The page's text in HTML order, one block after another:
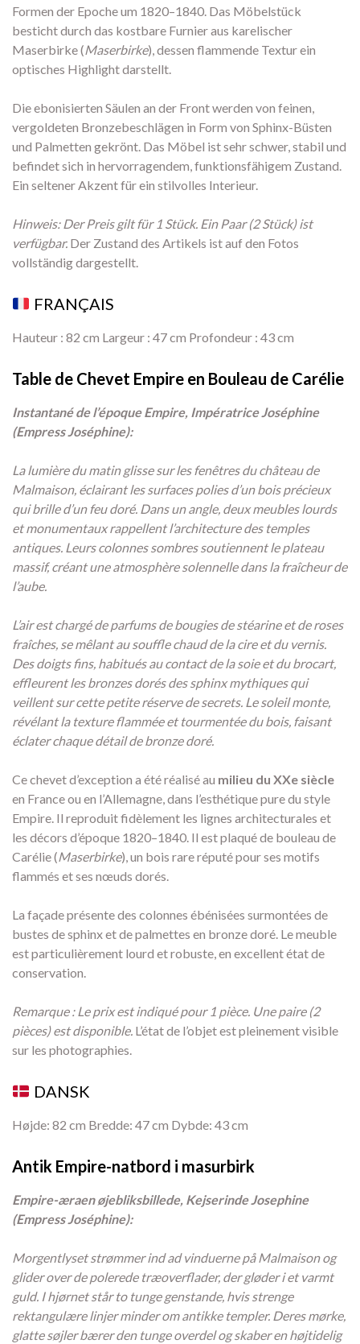
Formen der Epoche um 1820–1840. Das Möbelstück
besticht durch das kostbare Furnier aus karelischer
Maserbirke (Maserbirke), dessen flammende Textur ein
optisches Highlight darstellt.
Die ebonisierten Säulen an der Front werden von feinen,
vergoldeten Bronzebeschlägen in Form von Sphinx-Büsten
und Palmetten gekrönt. Das Möbel ist sehr schwer, stabil und
befindet sich in hervorragendem, funktionsfähigem Zustand.
Ein seltener Akzent für ein stilvolles Interieur.
Hinweis: Der Preis gilt für 1 Stück. Ein Paar (2 Stück) ist
verfügbar. Der Zustand des Artikels ist auf den Fotos
vollständig dargestellt.
FRANÇAIS
Hauteur : 82 cm Largeur : 47 cm Profondeur : 43 cm
Table de Chevet Empire en Bouleau de Carélie
Instantané de l’époque Empire, Impératrice Joséphine
(Empress Joséphine):
La lumière du matin glisse sur les fenêtres du château de
Malmaison, éclairant les surfaces polies d’un bois précieux
qui brille d’un feu doré. Dans un angle, deux meubles lourds
et monumentaux rappellent l’architecture des temples
antiques. Leurs colonnes sombres soutiennent le plateau
massif, créant une atmosphère solennelle dans la fraîcheur de
l’aube.
L’air est chargé de parfums de bougies de stéarine et de roses
fraîches, se mêlant au souffle chaud de la cire et du vernis.
Des doigts fins, habitués au contact de la soie et du brocart,
effleurent les bronzes dorés des sphinx mythiques qui
veillent sur cette petite réserve de secrets. Le soleil monte,
révélant la texture flammée et tourmentée du bois, faisant
éclater chaque détail de bronze doré.
Ce chevet d’exception a été réalisé au milieu du XXe siècle
en France ou en l’Allemagne, dans l’esthétique pure du style
Empire. Il reproduit fidèlement les lignes architecturales et
les décors d’époque 1820–1840. Il est plaqué de bouleau de
Carélie (Maserbirke), un bois rare réputé pour ses motifs
flammés et ses nœuds dorés.
La façade présente des colonnes ébénisées surmontées de
bustes de sphinx et de palmettes en bronze doré. Le meuble
est particulièrement lourd et robuste, en excellent état de
conservation.
Remarque : Le prix est indiqué pour 1 pièce. Une paire (2
pièces) est disponible. L’état de l’objet est pleinement visible
sur les photographies.
DANSK
Højde: 82 cm Bredde: 47 cm Dybde: 43 cm
Antik Empire-natbord i masurbirk
Empire-æraen øjebliksbillede, Kejserinde Josephine
(Empress Joséphine):
Morgentlyset strømmer ind ad vinduerne på Malmaison og
glider over de polerede træoverflader, der gløder i et varmt
guld. I hjørnet står to tunge genstande, hvis strenge
rektangulære linjer minder om antikke templer. Deres mørke,
glatte søjler bærer den tunge overdel og skaber en højtidelig